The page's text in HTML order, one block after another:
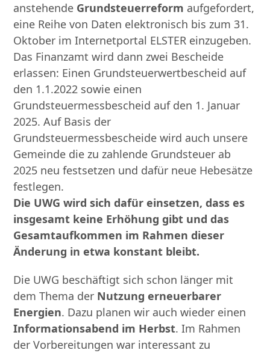
anstehende Grundsteuerreform aufgefordert,
eine Reihe von Daten elektronisch bis zum 31.
Oktober im Internetportal ELSTER einzugeben.
Das Finanzamt wird dann zwei Bescheide
erlassen: Einen Grundsteuerwertbescheid auf
den 1.1.2022 sowie einen
Grundsteuermessbescheid auf den 1. Januar
2025. Auf Basis der
Grundsteuermessbescheide wird auch unsere
Gemeinde die zu zahlende Grundsteuer ab
2025 neu festsetzen und dafür neue Hebesätze
festlegen.
Die UWG wird sich dafür einsetzen, dass es
insgesamt keine Erhöhung gibt und das
Gesamtaufkommen im Rahmen dieser
Änderung in etwa konstant bleibt.
Die UWG beschäftigt sich schon länger mit
dem Thema der Nutzung erneuerbarer
Energien. Dazu planen wir auch wieder einen
Informationsabend im Herbst. Im Rahmen
der Vorbereitungen war interessant zu